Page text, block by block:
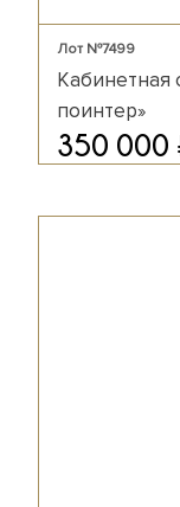
Лот №7499
Кабинетная
поинтер»
350 000